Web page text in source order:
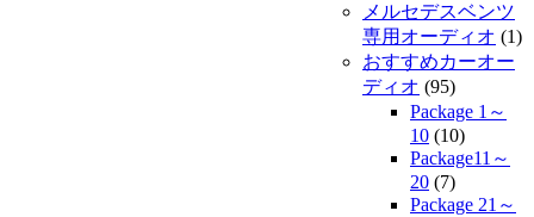
メルセデスベンツ
専用オーディオ (1)
おすすめカーオー
ディオ (95)
Package 1～
10 (10)
Package11～
20 (7)
Package 21～